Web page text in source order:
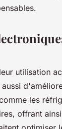
utilisation
les
offrant